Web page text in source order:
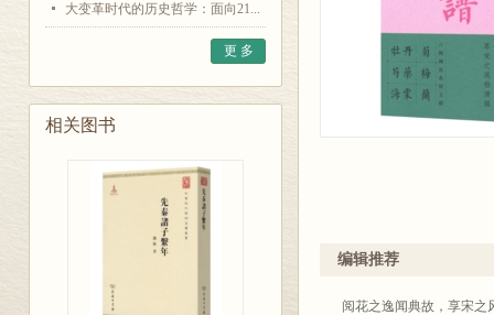
大变革时代的历史哲学：面向21...
更 多
相关图书
编辑推荐
阅花之逸闻典故，享宋之